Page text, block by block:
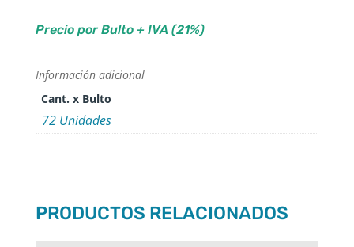
Precio por Bulto + IVA (21%)
Información adicional
Cant. x Bulto
72 Unidades
PRODUCTOS RELACIONADOS